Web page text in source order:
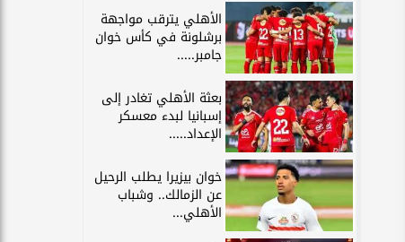
الأهلي يترقب مواجهة
برشلونة في كأس خوان
جامبر.....
بعثة الأهلي تغادر إلى
إسبانيا لبدء معسكر
الإعداد.....
خوان بيزيرا يطلب الرحيل
عن الزمالك.. وشباب
الأهلي...